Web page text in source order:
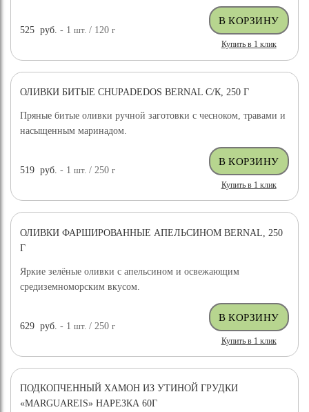
525 руб. - 1шт. / 120г
Купить в 1 клик
ОЛИВКИ БИТЫЕ CHUPADEDOS BERNAL С/К, 250 Г
Пряные битые оливки ручной заготовки с чесноком, травами и
насыщенным маринадом.
519 руб. - 1шт. / 250г
Купить в 1 клик
ОЛИВКИ ФАРШИРОВАННЫЕ АПЕЛЬСИНОМ BERNAL, 250
Г
Яркие зелёные оливки с апельсином и освежающим
средиземноморским вкусом.
629 руб. - 1шт. / 250г
Купить в 1 клик
ПОДКОПЧЕННЫЙ ХАМОН ИЗ УТИНОЙ ГРУДКИ
«MARGUAREIS» НАРЕЗКА 60Г